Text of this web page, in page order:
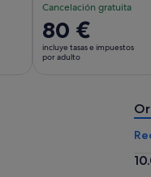
Cancelación gratuita
El
precio
es
80 €
incluye tasas e impuestos
por adulto